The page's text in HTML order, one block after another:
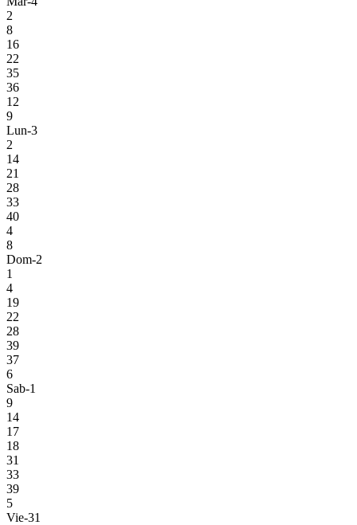
2
8
16
22
35
36
12
9
Lun-3
2
14
21
28
33
40
4
8
Dom-2
1
4
19
22
28
39
37
6
Sab-1
9
14
17
18
31
33
39
5
Vie-31